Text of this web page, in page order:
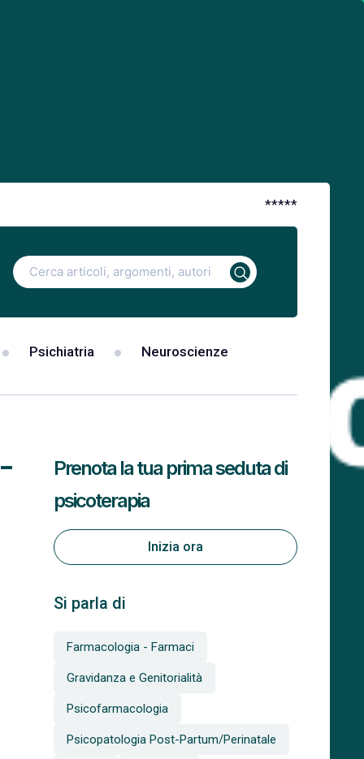
*****
Ricerca
per:
Psichiatria Neuroscienze
Si parla di
Farmacologia - Farmaci
Gravidanza e Genitorialità
Psicofarmacologia
Psicopatologia Post-Partum/Perinatale
Prenota la tua prima seduta di
psicoterapia
Inizia ora